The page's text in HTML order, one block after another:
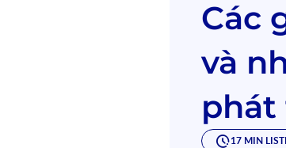
Các
và
phát
17 MIN